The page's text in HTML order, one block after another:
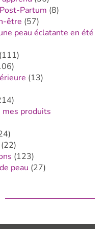
Partum (8)
être (57)
peau éclatante en été
(13)
mes produits
(22)
(123)
peau (27)